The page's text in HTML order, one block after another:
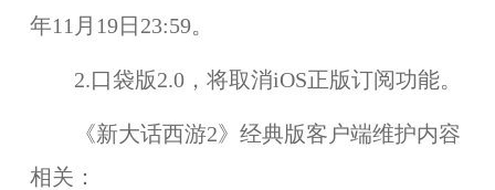
年11月19日23:59。
2.口袋版2.0，将取消iOS正版订阅功能。
《新大话西游2》经典版客户端维护内容
相关：